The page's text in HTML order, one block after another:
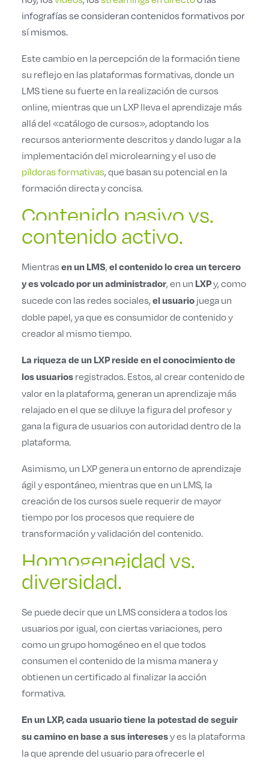
infografías se consideran contenidos formativos por
sí mismos.
Este cambio en la percepción de la formación tiene
su reflejo en las plataformas formativas, donde un
LMS tiene su fuerte en la realización de cursos
online, mientras que un LXP lleva el aprendizaje más
allá del «catálogo de cursos», adoptando los
recursos anteriormente descritos y dando lugar a la
implementación del microlearning y el uso de
píldoras formativas, que basan su potencial en la
formación directa y concisa.
Contenido pasivo vs.
contenido activo.
Mientrasen un LMS,el contenido lo crea un tercero
y es volcado por un administrador, en un LXPy, como
sucede con las redes sociales,el usuario juega un
doble papel, ya que es consumidor de contenido y
creador al mismo tiempo.
La riqueza de un LXP reside en el conocimiento de
los usuarios registrados. Estos, al crear contenido de
valor en la plataforma, generan un aprendizaje más
relajado en el que se diluye la figura del profesor y
gana la figura de usuarios con autoridad dentro de la
plataforma.
Asimismo, un LXP genera un entorno de aprendizaje
ágil y espontáneo, mientras que en un LMS, la
creación de los cursos suele requerir de mayor
tiempo por los procesos que requiere de
transformación y validación del contenido.
Homogeneidad vs.
diversidad.
Se puede decir que un LMS considera a todos los
usuarios por igual, con ciertas variaciones, pero
como un grupo homogéneo en el que todos
consumen el contenido de la misma manera y
obtienen un certificado al finalizar la acción
formativa.
En un LXP, cada usuario tiene la potestad de seguir
su camino en base a sus interesesy es la plataforma
la que aprende del usuario para ofrecerle el